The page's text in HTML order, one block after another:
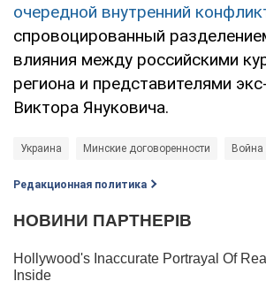
очередной внутренний
спровоцированный
влияния между российскими
региона и представителями
Виктора Януковича.
Украина Минские договоренности Война
Редакционная политика